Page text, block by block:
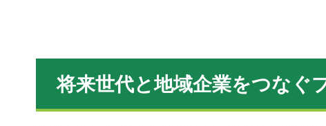
将来世代と地域企業をつなぐ